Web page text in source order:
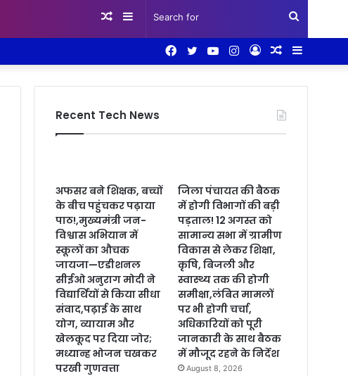
for
Sidebar
Random
Random
Log
Instagram
YouTube
Twitter
Facebook
Recent Tech News
अफसर बने शिक्षक, बच्चों
के बीच पहुंचकर पढ़ाया
पाठ!,मुख्यमंत्री जन-
विश्वास अभियान में
स्कूलों का औचक
जायजा—एडीशनल
सीईओ अनुराग मोदी ने
विद्यार्थियों से किया सीधा
संवाद,पढ़ाई के साथ
योग, व्यायाम और
खेलकूद पर दिया जोर;
मध्यान्ह भोजन चखकर
परखी गुणवत्ता
जिला पंचायत की बैठक
में होगी विभागों की बड़ी
पड़ताल! 12 अगस्त को
सामान्य सभा में ग्रामीण
विकास से लेकर शिक्षा,
कृषि, बिजली और
स्वास्थ्य तक की होगी
समीक्षा,लंबित मामलों
पर भी होगी चर्चा,
अधिकारियों को पूरी
जानकारी के साथ बैठक
में मौजूद रहने के निर्देश
August 8, 2026